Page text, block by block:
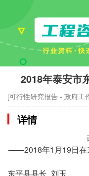
2018年泰安市
[可行性研究报告 - 政府工
详情
——2018年1月19日在
东平县县长 刘玉